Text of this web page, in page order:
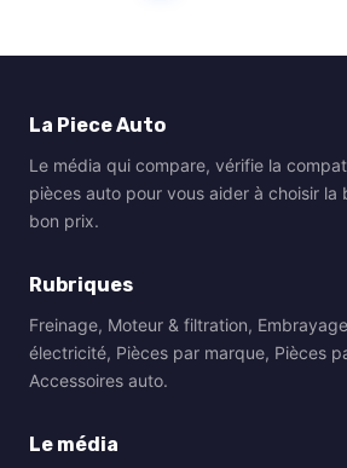
La Piece Auto
Le média qui compare, vérifie la
pièces auto pour vous aider à choisir la
bon prix.
Rubriques
Freinage, Moteur & filtration,
électricité, Pièces par marque, Pièces
Accessoires auto.
Le média